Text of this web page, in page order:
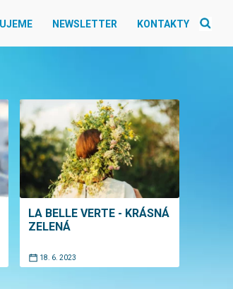
NEWSLETTER KONTAKTY
LA BELLE VERTE - KRÁSNÁ
ZELENÁ
18. 6. 2023